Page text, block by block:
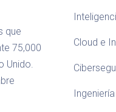
que
75,000
Unido.
Cloud e